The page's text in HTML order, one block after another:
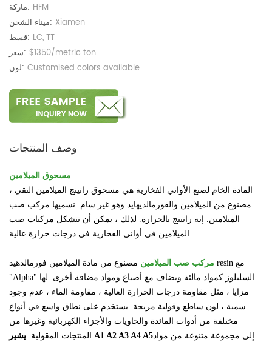
ماركة: HFM
ميناء الشحن: Xiamen
قسط: LC, TT
سعر: $1350/metric ton
لون: Customised colors available
وصف المنتجات
مسحوق الميلامين
المادة الخام لصنع الأواني الفخارية هي مسحوق راتينج الميلامين النقي ،
مصنوع من الميلامين والفورمالديهايد وهو غير سام. نسميها مركب صب
الميلامين. إنه راتينج بالحرارة. لذلك ، يمكن أن تتشكل مركبات صب
الميلامين في أواني الفخارية في درجات حرارة عالية.
مركب صب الميلامين مصنوع من مادة الميلامين فورمالدهيد resin مع
"Alpha" السليلوز كمواد مالئة ويضاف مع أصباغ ومواد مضافة أخرى. لها
مزايا ، مثل مقاومة درجات الحرارة العالية ، مقاومة الماء ، عدم وجود
سمية ، لون ساطع وقولبة مريحة. يستخدم على نطاق واسع في أنواع
مختلفة من أدوات المائدة والحاويات والأجزاء الكهربائية وغيرها من
المنتجات المقولبة. يشير A1 A2 A3 A4 A5إلى مجموعة متنوعة من مواد